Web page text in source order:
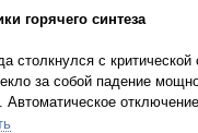
горячего синтеза
столкнулся с
за собой падение